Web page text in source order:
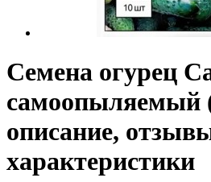
Семена огурец
самоопыляемый
описание,
характеристики